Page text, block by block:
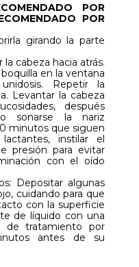
POR
POR
girando la parte
la cabeza hacia atrás.
en la ventana
Repetir la
Levantar la cabeza
después
sonarse la nariz
minutos que siguen
instilar el
presión para evitar
con el oído
Depositar algunas
cuidando para que
con la superficie
de líquido con una
de tratamiento por
antes de su